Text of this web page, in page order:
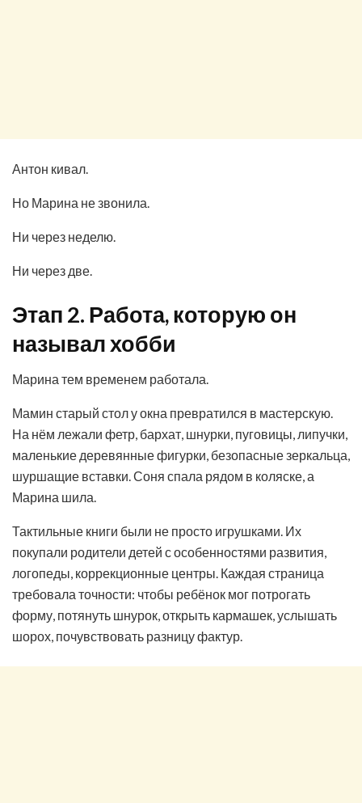
Антон кивал.
Но Марина не звонила.
Ни через неделю.
Ни через две.
Этап 2. Работа, которую он
называл хобби
Марина тем временем работала.
Мамин старый стол у окна превратился в мастерскую.
На нём лежали фетр, бархат, шнурки, пуговицы, липучки,
маленькие деревянные фигурки, безопасные зеркальца,
шуршащие вставки. Соня спала рядом в коляске, а
Марина шила.
Тактильные книги были не просто игрушками. Их
покупали родители детей с особенностями развития,
логопеды, коррекционные центры. Каждая страница
требовала точности: чтобы ребёнок мог потрогать
форму, потянуть шнурок, открыть кармашек, услышать
шорох, почувствовать разницу фактур.